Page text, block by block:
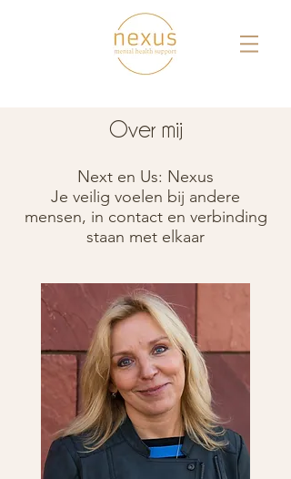
Over mij
Next en Us: Nexus
Je veilig voelen bij andere
mensen, in contact en verbinding
staan met elkaar